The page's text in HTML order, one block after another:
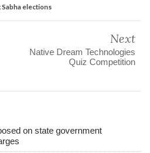
elections
Next
Native Dream Technologies
Quiz Competition
on state government